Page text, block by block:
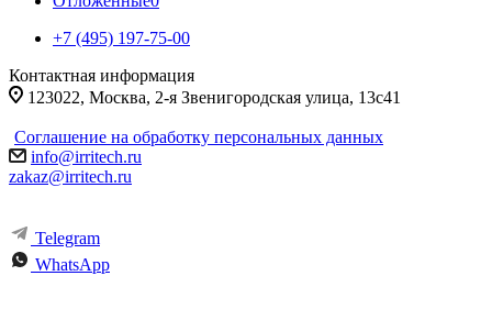
+7 (495) 197-75-00
Контактная информация
123022, Москва, 2-я Звенигородская улица, 13с41
Соглашение на обработку персональных данных
info@irritech.ru
zakaz@irritech.ru
Telegram
WhatsApp